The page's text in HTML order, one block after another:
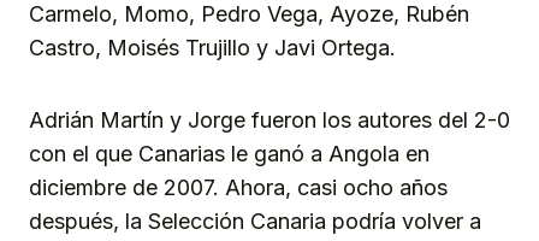
Carmelo, Momo, Pedro Vega, Ayoze, Rubén
Castro, Moisés Trujillo y Javi Ortega.
Adrián Martín y Jorge fueron los autores del 2-0
con el que Canarias le ganó a Angola en
diciembre de 2007. Ahora, casi ocho años
después, la Selección Canaria podría volver a